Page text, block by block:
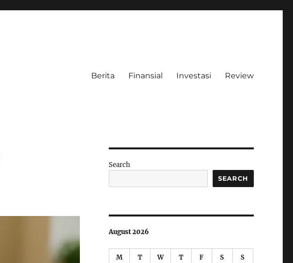
Berita Finansial Investasi Review
Search
SEARCH
August 2026
M T W T F S S